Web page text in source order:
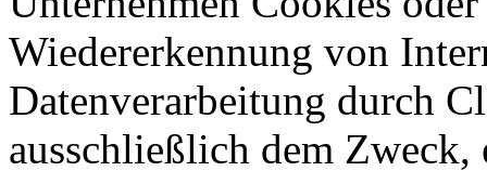
Wiedererkennung von
Datenverarbeitung durch
ausschließlich dem